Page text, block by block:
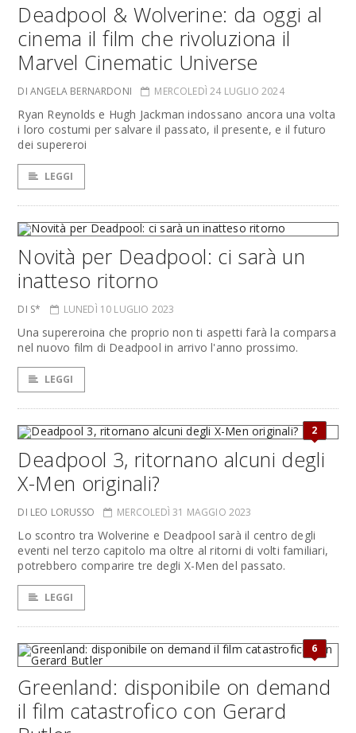
Deadpool & Wolverine: da oggi al
cinema il film che rivoluziona il
Marvel Cinematic Universe
DI ANGELA BERNARDONI MERCOLEDÌ 24 LUGLIO 2024
Ryan Reynolds e Hugh Jackman indossano ancora una volta
i loro costumi per salvare il passato, il presente, e il futuro
dei supereroi
LEGGI
Novità per Deadpool: ci sarà un
inatteso ritorno
DI S* LUNEDÌ 10 LUGLIO 2023
Una supereroina che proprio non ti aspetti farà la comparsa
nel nuovo film di Deadpool in arrivo l'anno prossimo.
LEGGI
2
Deadpool 3, ritornano alcuni degli
X-Men originali?
DI LEO LORUSSO MERCOLEDÌ 31 MAGGIO 2023
Lo scontro tra Wolverine e Deadpool sarà il centro degli
eventi nel terzo capitolo ma oltre al ritorni di volti familiari,
potrebbero comparire tre degli X-Men del passato.
LEGGI
6
Greenland: disponibile on demand
il film catastrofico con Gerard